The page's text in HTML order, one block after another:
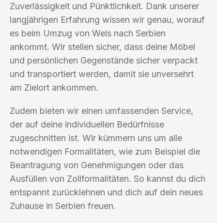
Zuverlässigkeit und Pünktlichkeit. Dank unserer
langjährigen Erfahrung wissen wir genau, worauf
es beim Umzug von Wels nach Serbien
ankommt. Wir stellen sicher, dass deine Möbel
und persönlichen Gegenstände sicher verpackt
und transportiert werden, damit sie unversehrt
am Zielort ankommen.
Zudem bieten wir einen umfassenden Service,
der auf deine individuellen Bedürfnisse
zugeschnitten ist. Wir kümmern uns um alle
notwendigen Formalitäten, wie zum Beispiel die
Beantragung von Genehmigungen oder das
Ausfüllen von Zollformalitäten. So kannst du dich
entspannt zurücklehnen und dich auf dein neues
Zuhause in Serbien freuen.